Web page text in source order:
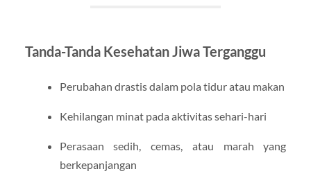
Tanda-Tanda Kesehatan Jiwa Terganggu
Perubahan drastis dalam pola tidur atau makan
Kehilangan minat pada aktivitas sehari-hari
Perasaan sedih, cemas, atau marah yang
berkepanjangan